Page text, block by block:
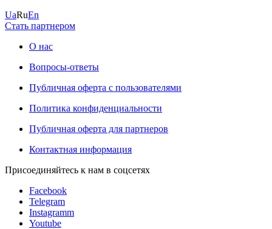
UaRuEn
Стать партнером
О нас
Вопросы-ответы
Публичная оферта с пользователями
Политика конфиденциальности
Публичная оферта для партнеров
Контактная информация
Присоединяйтесь к нам в соцсетях
Facebook
Telegram
Instagramm
Youtube